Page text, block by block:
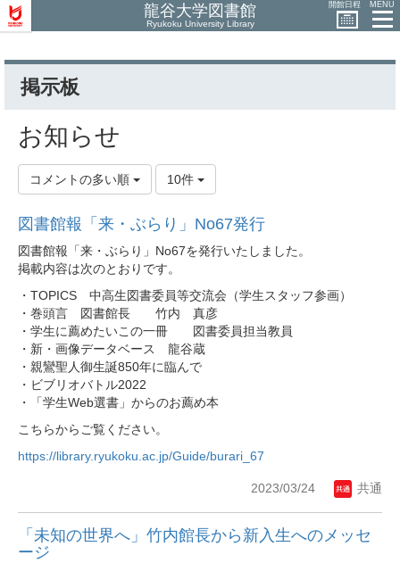
龍谷大学図書館
Ryukoku University Library
開館日程 MENU
掲示板
お知らせ
コメントの多い順 10件
図書館報「来・ぶらり」No67発行
図書館報「来・ぶらり」No67を発行いたしました。
掲載内容は次のとおりです。
・TOPICS 中高生図書委員等交流会（学生スタッフ参画）
・巻頭言 図書館長 竹内 真彦
・学生に薦めたいこの一冊 図書委員担当教員
・新・画像データベース 龍谷蔵
・親鸞聖人御生誕850年に臨んで
・ビブリオバトル2022
・「学生Web選書」からのお薦め本
こちらからご覧ください。
https://library.ryukoku.ac.jp/Guide/burari_67
2023/03/24 共通
「未知の世界へ」竹内館長から新入生へのメッセ
ージ